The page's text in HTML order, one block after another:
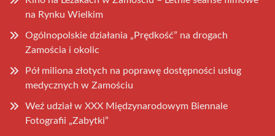
na Rynku Wielkim
Ogólnopolskie działania „Prędkość” na drogach
Zamościa i okolic
Pół miliona złotych na poprawę dostępności usług
medycznych w Zamościu
Weź udział w XXX Międzynarodowym Biennale
Fotografii „Zabytki”